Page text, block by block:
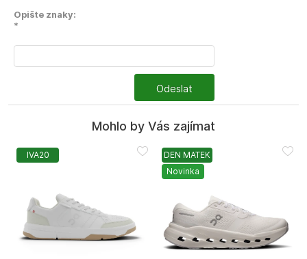
Opište znaky:
*
Odeslat
Mohlo by Vás zajímat
IVA20
DEN MATEK
Novinka